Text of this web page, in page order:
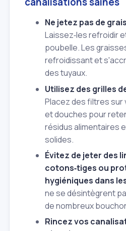
Ne jetez pas de
Laissez‑les refroidir
poubelle. Les
refroidissant et
des tuyaux.
Utilisez des grilles
Placez des filtres sur
et douches pour
résidus alimentaires
solides.
Évitez de jeter des
cotons‑tiges ou
hygiéniques dans
ne se désintègrent
de nombreux
Rincez vos